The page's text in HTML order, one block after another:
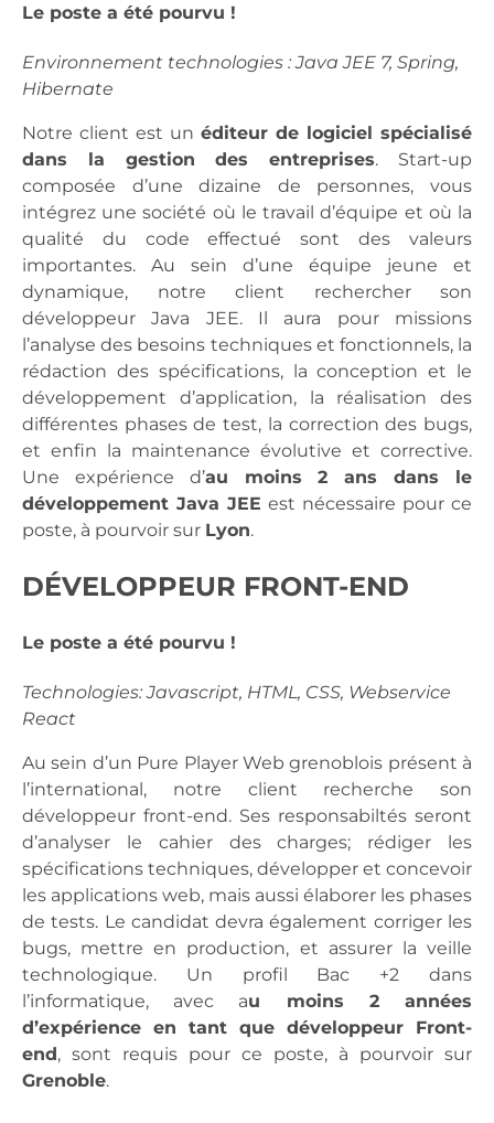
Le poste a été pourvu !
Environnement technologies : Java JEE 7, Spring,
Hibernate
Notre client est un éditeur de logiciel spécialisé
dans la gestion des entreprises. Start-up
composée d’une dizaine de personnes, vous
intégrez une société où le travail d’équipe et où la
qualité du code effectué sont des valeurs
importantes. Au sein d’une équipe jeune et
dynamique, notre client rechercher son
développeur Java JEE. Il aura pour missions
l’analyse des besoins techniques et fonctionnels, la
rédaction des spécifications, la conception et le
développement d’application, la réalisation des
différentes phases de test, la correction des bugs,
et enfin la maintenance évolutive et corrective.
Une expérience d’au moins 2 ans dans le
développement Java JEE est nécessaire pour ce
poste, à pourvoir sur Lyon.
DÉVELOPPEUR FRONT-END
Le poste a été pourvu !
Technologies: Javascript, HTML, CSS, Webservice
React
Au sein d’un Pure Player Web grenoblois présent à
l’international, notre client recherche son
développeur front-end. Ses responsabiltés seront
d’analyser le cahier des charges; rédiger les
spécifications techniques, développer et concevoir
les applications web, mais aussi élaborer les phases
de tests. Le candidat devra également corriger les
bugs, mettre en production, et assurer la veille
technologique. Un profil Bac +2 dans
l’informatique, avec au moins 2 années
d’expérience en tant que développeur Front-
end , sont requis pour ce poste, à pourvoir sur
Grenoble.